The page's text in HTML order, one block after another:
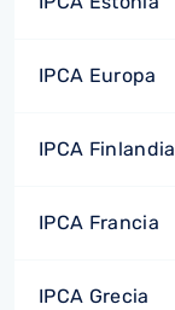
IPCA Europa
IPCA Finlandia
IPCA Francia
IPCA Grecia